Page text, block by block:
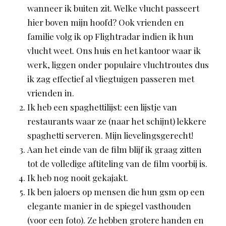
wanneer ik buiten zit. Welke vlucht passeert
hier boven mijn hoofd? Ook vrienden en
familie volg ik op Flightradar indien ik hun
vlucht weet. Ons huis en het kantoor waar ik
werk, liggen onder populaire vluchtroutes dus
ik zag effectief al vliegtuigen passeren met
vrienden in.
Ik heb een spaghettilijst: een lijstje van
restaurants waar ze (naar het schijnt) lekkere
spaghetti serveren. Mijn lievelingsgerecht!
Aan het einde van de film blijf ik graag zitten
tot de volledige aftiteling van de film voorbij is.
Ik heb nog nooit gekajakt.
Ik ben jaloers op mensen die hun gsm op een
elegante manier in de spiegel vasthouden
(voor een foto). Ze hebben grotere handen en